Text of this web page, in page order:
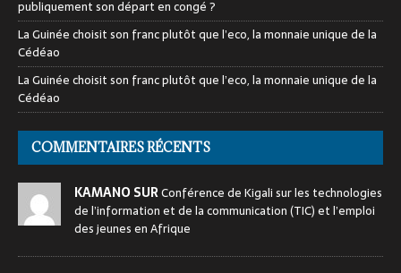
publiquement son départ en congé ?
La Guinée choisit son franc plutôt que l’eco, la monnaie unique de la
Cédéao
La Guinée choisit son franc plutôt que l’eco, la monnaie unique de la
Cédéao
COMMENTAIRES RÉCENTS
KAMANO SURConférence de Kigali sur les technologies
de l’information et de la communication (TIC) et l’emploi
des jeunes en Afrique